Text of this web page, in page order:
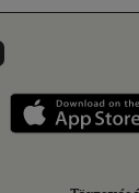
on
Instagramon
Libri a LinkedInen
applikáció